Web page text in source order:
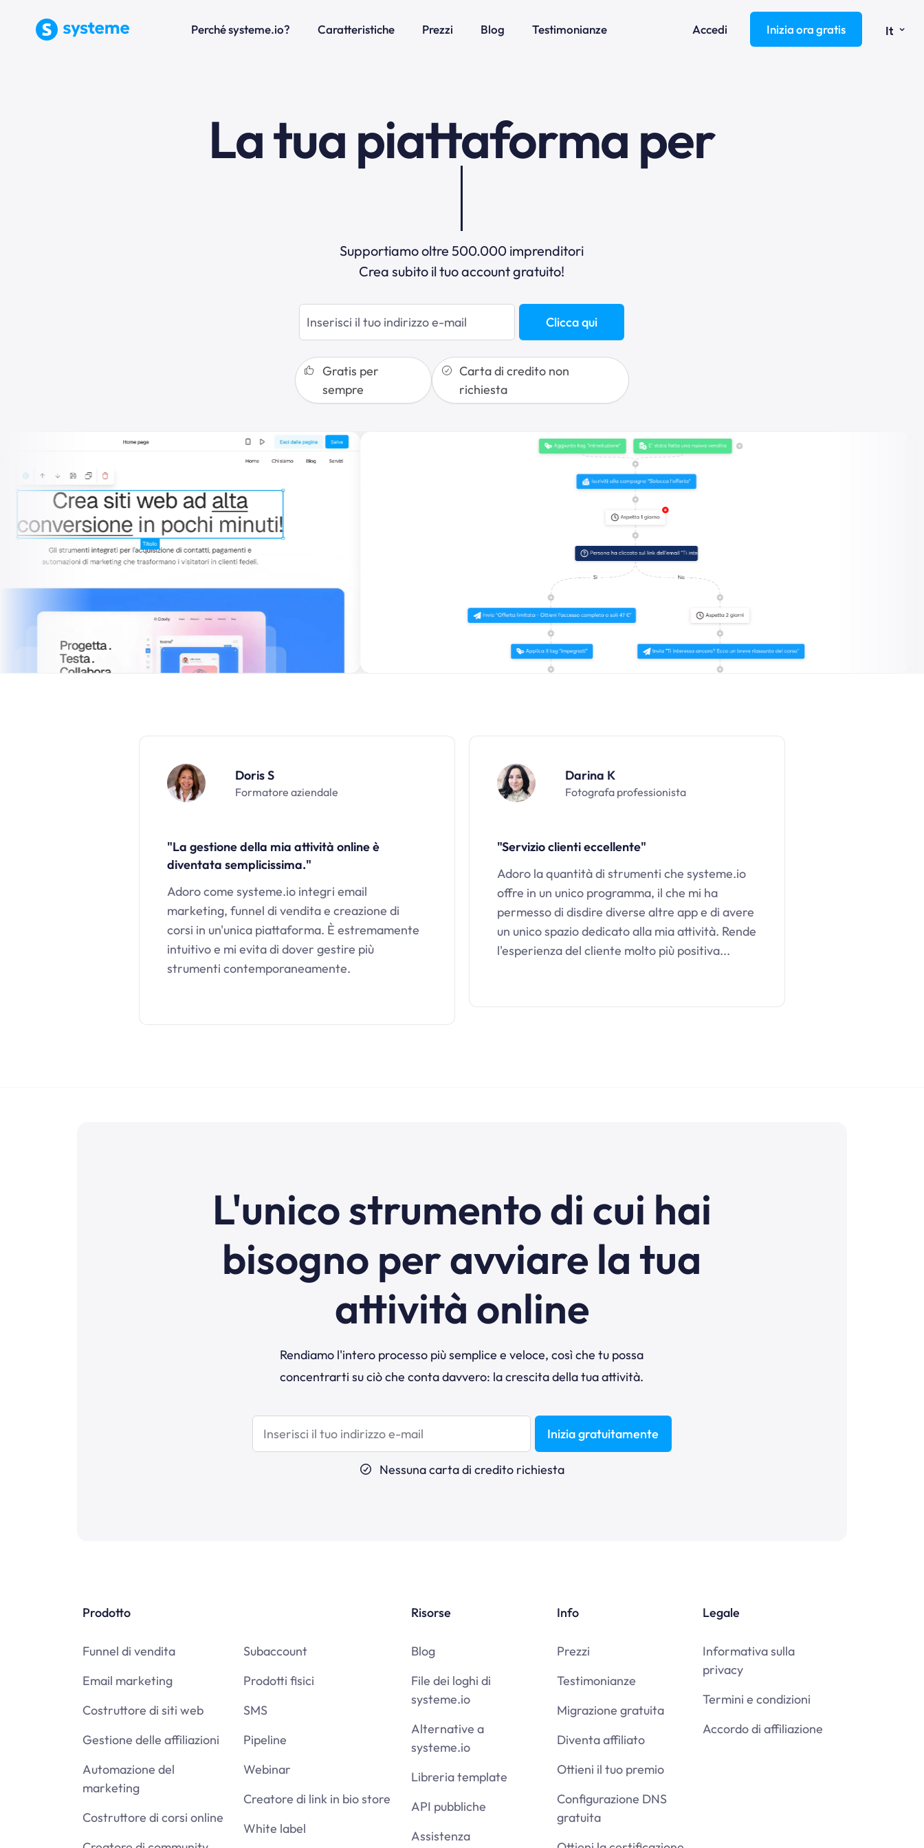
Perché systeme.io? Caratteristiche Prezzi Blog Testimonianze Accedi Inizia ora gratis It ⌄
La tua piattaforma per
Supportiamo oltre 500.000 imprenditori
Crea subito il tuo account gratuito!
Clicca qui
Gratis per
sempre
Carta di credito non
richiesta
Doris S
Formatore aziendale
"La gestione della mia attività online è
diventata semplicissima."
Adoro come systeme.io integri email
marketing, funnel di vendita e creazione di
corsi in un'unica piattaforma. È estremamente
intuitivo e mi evita di dover gestire più
strumenti contemporaneamente.
Darina K
Fotografa professionista
"Servizio clienti eccellente"
Adoro la quantità di strumenti che systeme.io
offre in un unico programma, il che mi ha
permesso di disdire diverse altre app e di avere
un unico spazio dedicato alla mia attività. Rende
l'esperienza del cliente molto più positiva...
L'unico strumento di cui hai
bisogno per avviare la tua
attività online
Rendiamo l'intero processo più semplice e veloce, così che tu possa
concentrarti su ciò che conta davvero: la crescita della tua attività.
Inizia gratuitamente
Nessuna carta di credito richiesta
Prodotto
Funnel di vendita
Email marketing
Costruttore di siti web
Gestione delle affiliazioni
Automazione del
marketing
Costruttore di corsi online
Subaccount
Prodotti fisici
SMS
Pipeline
Webinar
Creatore di link in bio store
White label
Risorse
Blog
File dei loghi di
systeme.io
Alternative a
systeme.io
Libreria template
API pubbliche
Assistenza
Info
Prezzi
Testimonianze
Migrazione gratuita
Diventa affiliato
Ottieni il tuo premio
Configurazione DNS
gratuita
Legale
Informativa sulla
privacy
Termini e condizioni
Accordo di affiliazione